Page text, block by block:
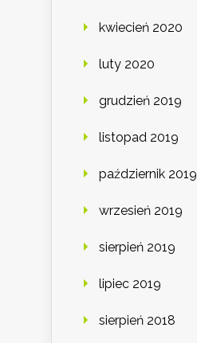
kwiecień 2020
luty 2020
grudzień 2019
listopad 2019
październik 2019
wrzesień 2019
sierpień 2019
lipiec 2019
sierpień 2018